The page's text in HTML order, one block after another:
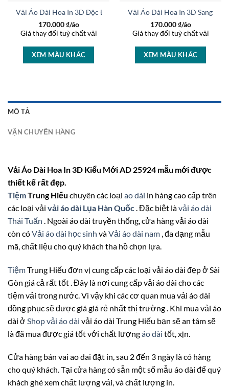
Vải Áo Dài Hoa In 3D Độc Đáo AD 37236
170.000₫/áo
Giá thay đổi tuỳ chất vải
XEM MÀU KHÁC
Vải Áo Dài Hoa In 3D Sang
170.000₫/áo
Giá thay đổi tuỳ chất vải
XEM MÀU KHÁC
46463
MÔ TẢ
VẬN CHUYỂN HÀNG
Vải Áo Dài Hoa In 3D Kiểu Mới AD 25924 mẫu mới được
thiết kế rất đẹp.
TiệmTrung Hiếu chuyên các loại ao dài in hàng cao cấp trên
các loại vải vải áo dài Lụa Hàn Quốc . Đặc biệt làvải áo dài
Thái Tuấn . Ngoài áo dài truyền thống, cửa hàng vải áo dài
còn cóVải áo dài học sinh vàVải áo dài nam , đa dạng mẫu
mã, chất liệu cho quý khách tha hồ chọn lựa.
TiệmTrung Hiếu đơn vị cung cấp các loại vải áo dài đẹp ở Sài
Gòn giá cả rất tốt . Đây là nơi cung cấp vải áo dài cho các
tiệm vải trong nước. Vì vậy khi các cơ quan mua vải áo dài
đồng phục sẽ được giá giá rẻ nhất thị trường . Khi mua vải áo
dài ở Shop vải áo dài vải áo dài Trung Hiếu bạn sẽ an tâm sẽ
là đã mua được giá tốt với chất lượngáo dài tốt, xịn.
Cửa hàng bán vai ao dai đặt in, sau 2 đến 3 ngày là có hàng
cho quý khách. Tại cửa hàng có sẵn một số mẫu áo dài để quý
khách ghé xem chất lượng vải, và chất lượng in.